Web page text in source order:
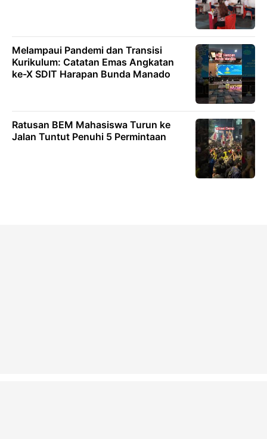
Melampaui Pandemi dan Transisi
Kurikulum: Catatan Emas Angkatan
ke-X SDIT Harapan Bunda Manado
Ratusan BEM Mahasiswa Turun ke
Jalan Tuntut Penuhi 5 Permintaan